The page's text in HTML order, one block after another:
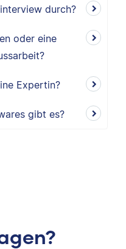
durch?
oder eine
Expertin?
gibt es?